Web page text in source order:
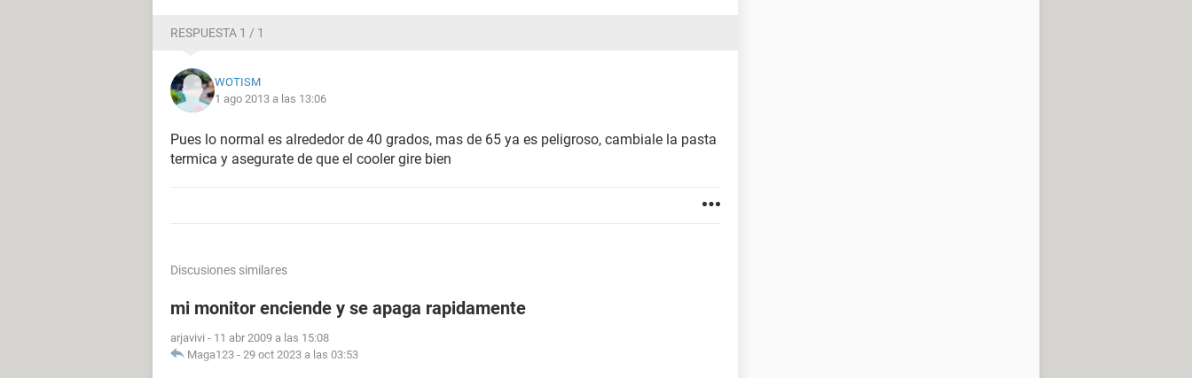
RESPUESTA 1 / 1
WOTISM
1 ago 2013 a las 13:06
Pues lo normal es alrededor de 40 grados, mas de 65 ya es peligroso, cambiale la pasta
termica y asegurate de que el cooler gire bien
Discusiones similares
mi monitor enciende y se apaga rapidamente
arjavivi - 11 abr 2009 a las 15:08
Maga123 - 29 oct 2023 a las 03:53